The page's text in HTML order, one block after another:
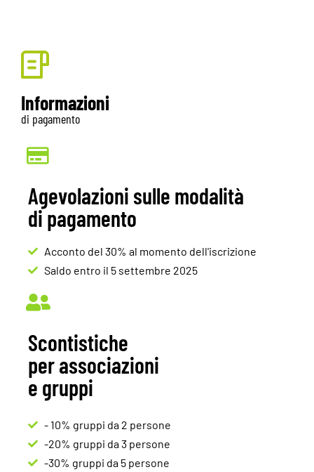
Informazioni
di pagamento
Agevolazioni sulle modalità
di pagamento
Acconto del 30% al momento dell'iscrizione
Saldo entro il 5 settembre 2025
Scontistiche
per associazioni
e gruppi
- 10% gruppi da 2 persone
-20% gruppi da 3 persone
-30% gruppi da 5 persone